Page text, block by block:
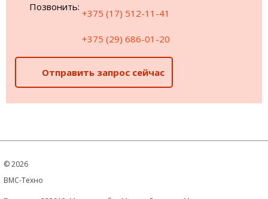
Позвонить:
+375 (17) 512-11-41
+375 (29) 686-01-20
Отправить запрос сейчас
©2026
ВМС-Техно